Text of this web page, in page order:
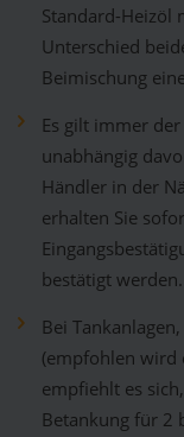
Standard-Heizöl
Unterschied
Beimischung
Es gilt immer
unabhängig
Händler in der
erhalten Sie
bestätigt werden.
Bei
(empfohlen wird
empfiehlt es
Betankung für 2